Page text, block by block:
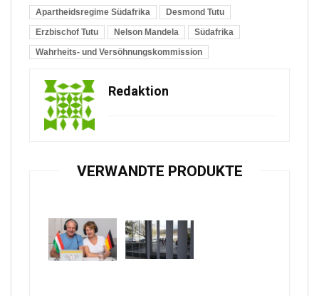
Apartheidsregime Südafrika
Desmond Tutu
Erzbischof Tutu
Nelson Mandela
Südafrika
Wahrheits- und Versöhnungskommission
Redaktion
VERWANDTE PRODUKTE